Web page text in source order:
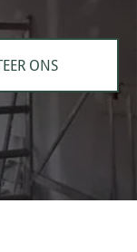
ONS